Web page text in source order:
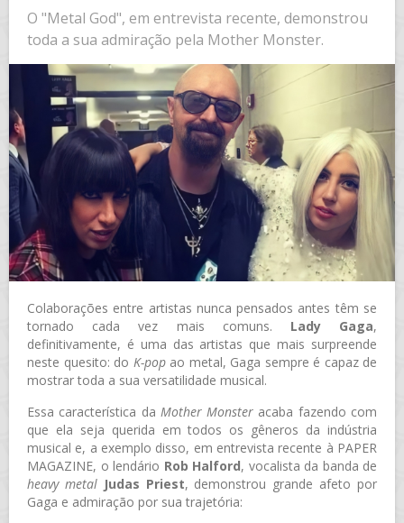
O "Metal God", em entrevista recente, demonstrou
toda a sua admiração pela Mother Monster.
Colaborações entre artistas nunca pensados antes têm se
tornado cada vez mais comuns. Lady Gaga,
definitivamente, é uma das artistas que mais surpreende
neste quesito: do K-popao metal, Gaga sempre é capaz de
mostrar toda a sua versatilidade musical.
Essa característica da Mother Monster acaba fazendo com
que ela seja querida em todos os gêneros da indústria
musical e, a exemplo disso, em entrevista recente à PAPER
MAGAZINE, o lendário Rob Halford, vocalista da banda de
heavy metal Judas Priest, demonstrou grande afeto por
Gaga e admiração por sua trajetória: